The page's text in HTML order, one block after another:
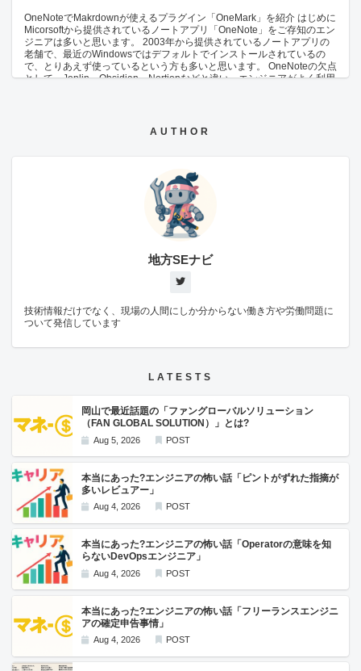
ObsidianにGit Pluginをインストール Obisidianを開き、Git Pluginをイ
ンストールします。 Obsidianの「設定」→「コミュニティプラグイン」
から「Obsidian Git」を検索し、インストールします。 インストールが
完了したら、画面下部の歯車アイコンをクリックし、Gitの設定を行いま
す。 Auto commit-and-sync interval (minutes)とAuto commit-and-sync
after stopping file edits:を設定すると、編集後に自動的にGitに変更内容
OneNoteでMakrdownが使えるプラグイン「OneMark」を紹介 はじめに
Micorsoftから提供されているノートアプリ「OneNote」をご存知のエン
ジニアは多いと思います。 2003年から提供されているノートアプリの
老舗で、最近のWindowsではデフォルトでインストールされているの
で、とりあえず使っているという方も多いと思います。 OneNoteの欠点
として、Joplin、Obsidian、Nortionなどと違い、エンジニアがよく利用
グイン「OneMark」を紹介します。 OneMarkとは OneMarkはNeux
Labから提供されているOneNoteにMakrdown機能を追加することがで
クセスします。 自分のPCが64bitならDownload Nowをクリックし、
32bitならとなりのor 32bitをクリックします。 ダウンロードが終わる
と、64bitならOneMarkSetupX64.0_2_2.msi、32bitなら
OneMarkSetup.0_2_2.msi というインストーラーが保存さていてるの
で、このインストーラーを実行します。 インストーラーの実行完了後に
OneNoteを起動すると、右上のタブに「OneMark」が追加されます。
Previewは、MarkDown形式で入力したテキストを装飾した状態で表示
Enterキーを押すと、その行のテキストがMakrdownの内容に応じて装飾
enable for preview を有効にすると、OneNoteで新規に追加したページ
にもLive Previewが有効になります。 Convert Paragraph Edit 選択中の
他のエディタで作成したマークダウンファイルをOneNoteにインポート
のページをMakrdownファイルとしてエクスポートすることができま
す。 Themes MarkdownテキストのスタイルをThemesから変更可能で
す。 ショートカットキー Ctrl + , Toggle Sourceと同様にカーソル位置と
同一行のテキストのMakrdownテキストの装飾と非装飾の切り替えを行
F8キー OneNoteのページ内のMakrdownテキストをクリップボードにコ
ピーすることができます。 Markdownルール OneMarkはMarkdownのル
ールにGitHub Flavored Markdownを採用しています。
AUTHOR
地方SEナビ
技術情報だけでなく、現場の人間にしか分からない働き方や労働問題に
ついて発信しています
LATESTS
岡山で最近話題の「ファングローバルソリューション
（FAN GLOBAL SOLUTION）」とは?
Aug 5, 2026 POST
本当にあった?エンジニアの怖い話「ピントがずれた指摘が
多いレビュアー」
Aug 4, 2026 POST
本当にあった?エンジニアの怖い話「Operatorの意味を知
らないDevOpsエンジニア」
Aug 4, 2026 POST
本当にあった?エンジニアの怖い話「フリーランスエンジニ
アの確定申告事情」
Aug 4, 2026 POST